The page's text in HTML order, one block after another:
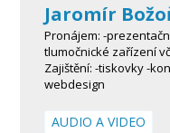
Jaromír
Pronájem: -
tlumočnické zařízení
Zajištění: -tiskovky -
webdesign
AUDIO A VIDEO